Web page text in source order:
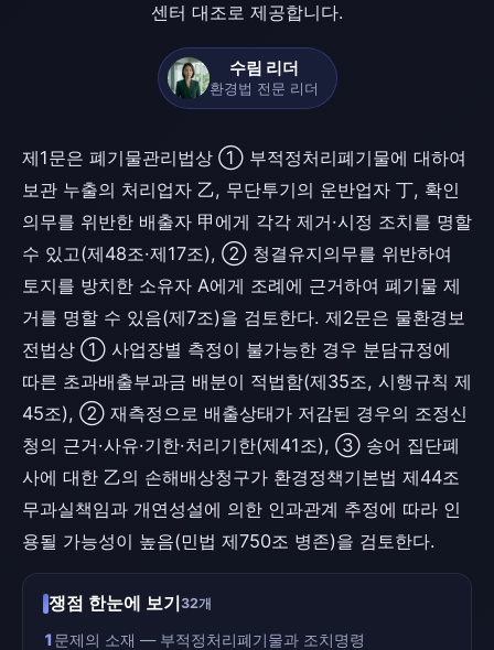
센터 대조로 제공합니다.
수림 리더
환경법 전문 리더
제1문은 폐기물관리법상 ① 부적정처리폐기물에 대하여
보관 누출의 처리업자 乙, 무단투기의 운반업자 丁, 확인
의무를 위반한 배출자 甲에게 각각 제거·시정 조치를 명할
수 있고(제48조·제17조), ② 청결유지의무를 위반하여
토지를 방치한 소유자 A에게 조례에 근거하여 폐기물 제
거를 명할 수 있음(제7조)을 검토한다. 제2문은 물환경보
전법상 ① 사업장별 측정이 불가능한 경우 분담규정에
따른 초과배출부과금 배분이 적법함(제35조, 시행규칙 제
45조), ② 재측정으로 배출상태가 저감된 경우의 조정신
청의 근거·사유·기한·처리기한(제41조), ③ 송어 집단폐
사에 대한 乙의 손해배상청구가 환경정책기본법 제44조
무과실책임과 개연성설에 의한 인과관계 추정에 따라 인
용될 가능성이 높음(민법 제750조 병존)을 검토한다.
쟁점 한눈에 보기32개
1문제의 소재 — 부적정처리폐기물과 조치명령